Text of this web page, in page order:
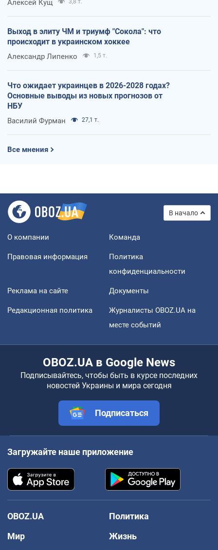
Алексей Кущ
Выход в элиту ЧМ и триумф "Сокола": что
происходит в украинском хоккее
Александр Липенко 1,5 т.
Что ожидает украинцев в 2026-2028 годах?
Основные выводы из новых прогнозов от
НБУ
Василий Фурман 27,1 т.
Все мнения
В начало
О компании Команда
Правовая информация
Политика
конфиденциальности
Реклама на сайте Документы
Редакционная политика
Журналисты OBOZ.UA на
месте событий
OBOZ.UA в Google News
Подписывайтесь, чтобы быть в курсе последних
новостей Украины и мира сегодня
Подписаться
Загружайте наше приложение
OBOZ.UA
Политика
Мир
Жизнь